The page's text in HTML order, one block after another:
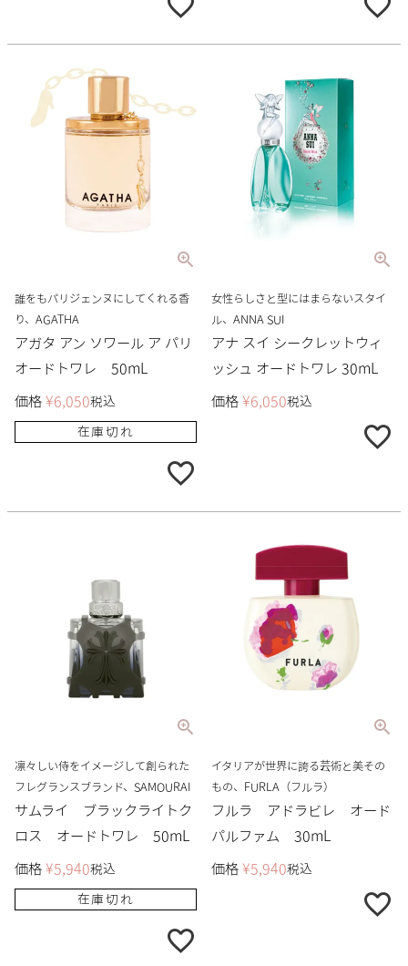
誰をもパリジェンヌにしてくれる香
り、AGATHA
アガタ アン ソワール ア パリ
オードトワレ 50mL
価格 ¥6,050税込
在庫切れ
女性らしさと型にはまらないスタイ
ル、ANNA SUI
アナ スイ シークレットウィ
ッシュ オードトワレ 30mL
価格 ¥6,050税込
凛々しい侍をイメージして創られた
フレグランスブランド、SAMOURAI
サムライ ブラックライトク
ロス オードトワレ 50mL
価格 ¥5,940税込
在庫切れ
イタリアが世界に誇る芸術と美その
もの、FURLA（フルラ）
フルラ アドラビレ オード
パルファム 30mL
価格 ¥5,940税込